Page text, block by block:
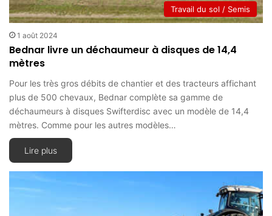
Travail du sol / Semis
1 août 2024
Bednar livre un déchaumeur à disques de 14,4
mètres
Pour les très gros débits de chantier et des tracteurs affichant
plus de 500 chevaux, Bednar complète sa gamme de
déchaumeurs à disques Swifterdisc avec un modèle de 14,4
mètres. Comme pour les autres modèles…
Lire plus